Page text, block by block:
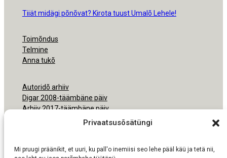
Privaatsusõsätüngi
Mi pruugi präänikit, et uuri, ku pall'o inemiisi seo lehe pääl käü ja tetä nii,
Tiiät midägi põnõvat? Kirota tuust Umalõ Lehele!
Toimõndus
Telmine
Anna tukõ
Autoridõ arhiiv
Digar 2008-täämbäne päiv
Arhiiv 2017-täämbäne päiv
Ligipäsemine